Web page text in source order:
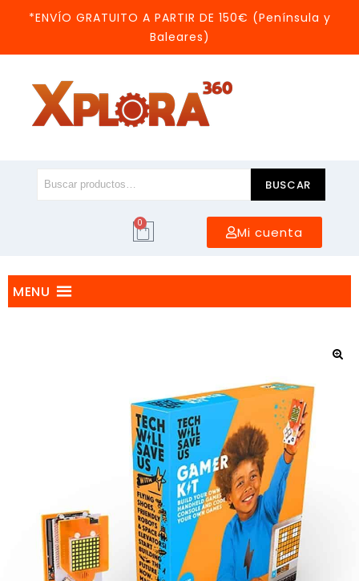
*ENVÍO GRATUITO A PARTIR DE 150€ (Península y
Baleares)
BUSCAR
0
Mi cuenta
MENU